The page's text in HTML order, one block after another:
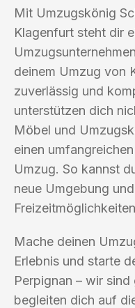
Mit Umzugskönig
Klagenfurt steht dir
deinem Umzug von
zuverlässig und
unterstützen dich
Möbel und
einen
Umzug. So kannst
neue Umgebung
Mache deinen
Erlebnis und starte
Perpignan – wir
begleiten dich auf